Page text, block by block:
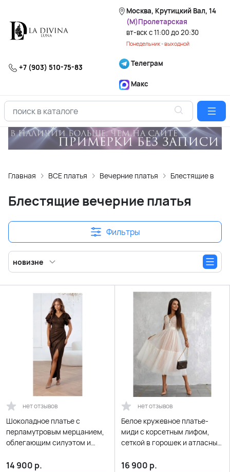
Москва, Крутицкий Вал, 14
(М)Пролетарская
вт-вск с 11:00 до 20:30
Понедельник - выходной
+7 (903) 510-75-83 Телеграм
Макс
Главная ВСЕ платья Вечерние платья Блестящие
Блестящие вечерние платья
Фильтры
новизне
нет отзывов
Шоколадное платье с
перламутровым мерцанием,
облегающим силуэтом и
14 900 р.
нет отзывов
Белое кружевное платье-
миди с корсетным лифом,
сеткой в горошек и атласным
16 900 р.